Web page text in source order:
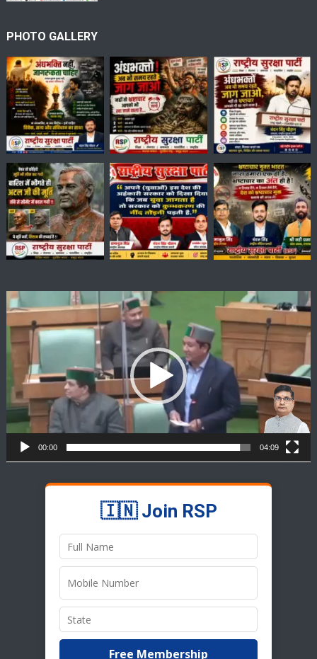
PHOTO GALLERY
Video
Player
00:00 04:09
🇮🇳 Join RSP
Free Membership